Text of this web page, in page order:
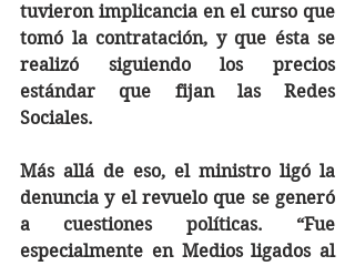
tuvieron implicancia en el curso que
tomó la contratación, y que ésta se
realizó siguiendo los precios
estándar que fijan las Redes
Sociales.
Más allá de eso, el ministro ligó la
denuncia y el revuelo que se generó
a cuestiones políticas. “Fue
especialmente en Medios ligados al